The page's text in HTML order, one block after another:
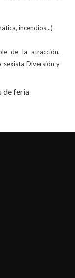
incendios...)
de la atracción,
sexista Diversión y
de feria